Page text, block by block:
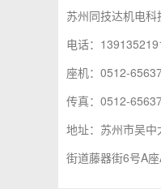
苏州同技达机电科
电话：
座机：0512-
传真：0512-
地址：苏州市吴中
街道藤器街6号A